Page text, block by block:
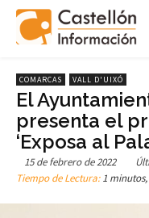
COMARCAS VALL D'UIXÓ
El
presenta el
‘Exposa al
15 de febrero de 2022
Tiempo de Lectura:1